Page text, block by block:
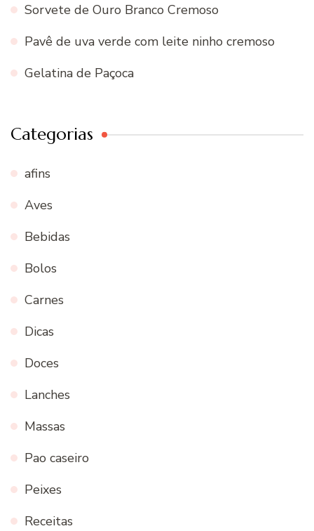
Sorvete de Ouro Branco Cremoso
Pavê de uva verde com leite ninho cremoso
Gelatina de Paçoca
Categorias
afins
Aves
Bebidas
Bolos
Carnes
Dicas
Doces
Lanches
Massas
Pao caseiro
Peixes
Receitas